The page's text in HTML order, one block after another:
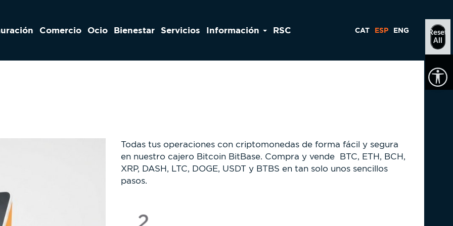
Comercio Ocio Bienestar Servicios Información RSC CAT ESP ENG
Todas tus operaciones con criptomonedas de forma fácil y segura
en nuestro cajero Bitcoin BitBase. Compra y vende BTC, ETH, BCH,
XRP, DASH, LTC, DOGE, USDT y BTBS en tan solo unos sencillos
pasos.
Reset
All